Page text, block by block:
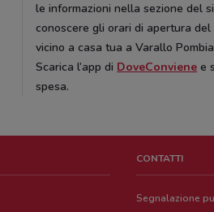
le informazioni nella sezione del
conoscere gli orari di apertura
vicino a casa tua a Varallo
Scarica l’app di DoveConviene e
spesa.
CONTATTI
Segnalazione